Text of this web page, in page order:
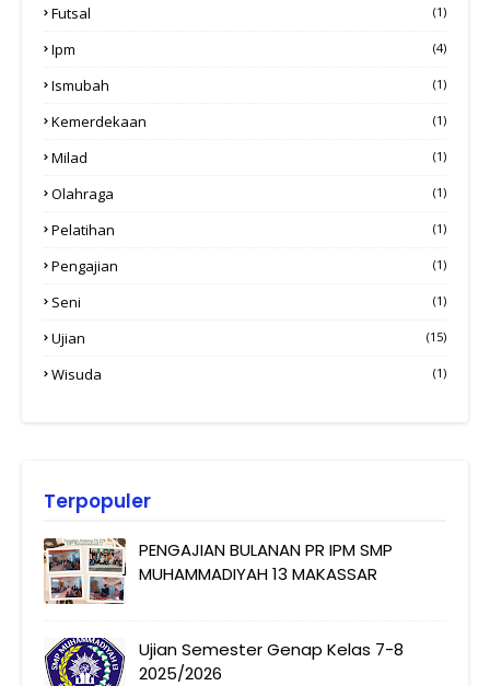
Futsal (1)
Ipm (4)
Ismubah (1)
Kemerdekaan (1)
Milad (1)
Olahraga (1)
Pelatihan (1)
Pengajian (1)
Seni (1)
Ujian (15)
Wisuda (1)
Terpopuler
PENGAJIAN BULANAN PR IPM SMP
MUHAMMADIYAH 13 MAKASSAR
Ujian Semester Genap Kelas 7-8
2025/2026